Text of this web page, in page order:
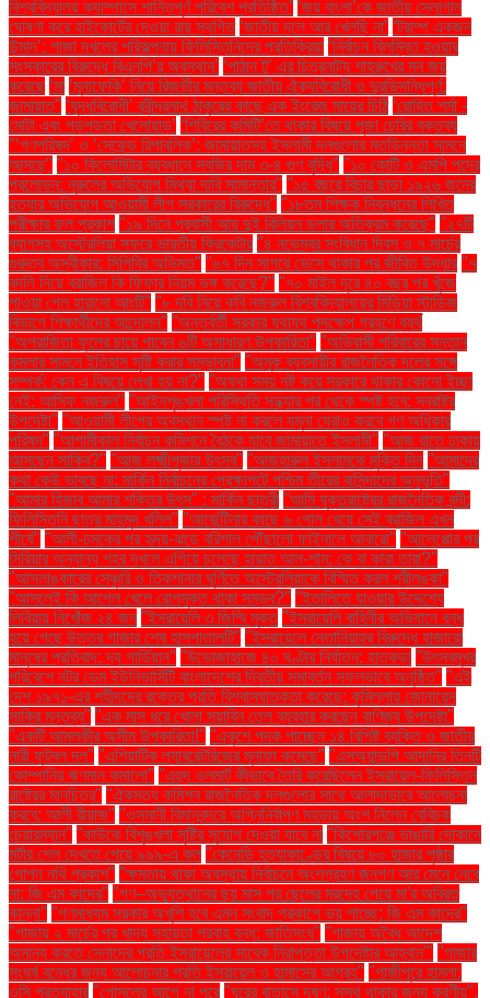
বিশ্ববিদ্যালয় ক্যাম্পাসে শান্তিপূর্ণ পরিবেশ প্রতিষ্ঠিত’ ‘জয় বাংলা’কে জাতীয় স্লোগান
ঘোষণা করে হাইকোর্টের দেওয়া রায় স্থগিত ‘জাতীয় দলে আর খেলছি না’ ‘ট্রাম্প একজন
উন্মাদ’: গাজা দখলের পরিকল্পনায় ফিলিস্তিনিদের প্রতিক্রিয়া ‘নির্বাচন বিলম্বিত হওয়ার
সংস্কারের বিরুদ্ধে বিএনপি’র অবস্থান’ ‘পাঠান টু’ এর চিত্রনাট্য শাহরুখের মন জয়
করেছে ‘মা ‘মুনাফেকি’ নিয়ে রিজভীর মন্তব্য জাতীয় ঐক্যবিরোধী ও দুরভিসন্ধিপূর্ণ:
জামায়াত" ‘যুদ্ধবিরোধী’ রবীন্দ্রনাথ ঠাকুরের কাছে এক ইংরেজ মায়ের চিঠি ‘রোহিত শর্মা -
মোটা এবং গড়পড়তা খেলোয়াড়’ ‘শিবিরের কমিটি’তে থাকার বিষয়ে পূজা চেরির বক্তব্য
"‘গণপরিষদ’ ও ‘সেকেন্ড রিপাবলিক’: জামায়াতসহ ইসলামী দলগুলোর মতভিন্নতা সামনে
আসছে" "১০ কিলোমিটার ব্যবধানে সবজির দাম ৩-৪ গুণ বৃদ্ধি" "১০ কোটি ও এমপি পদের
প্রলোভন: নুরুলের অভিযোগ মিথ্যা দাবি সামান্তার" "১৫ বছরে বিচার ছাড়া ১৯২৬ জনের
হত্যার অভিযোগ আওয়ামী লীগ সরকারের বিরুদ্ধে" "১৮তম শিক্ষক নিবন্ধনের লিখিত
পরীক্ষার ফল প্রকাশ "১৯ দিনে প্রবাসী আয় দুই বিলিয়ন ডলার অতিক্রম করেছে" "২৭টি
ব্যাগসহ অস্ট্রেলিয়া সফরে ভারতীয় ক্রিকেটার "৪ নভেম্বর সংবিধান দিবস ও ৭ মার্চের
গুরুত্ব অস্বীকার: সিপিবির অভিমত" "৬৭ দিন সাগরে ভেসে থাকার পর জীবিত উদ্ধার "৭
বদলি নিয়ে ব্রাজিল কি ফিফার নিয়ম ভঙ্গ করেছে?" "৭০ মাইল দূরে ৪০ বছর পর খুঁজে
পাওয়া গেল হারানো আংটি" "৮ দবি নিয়ে কবি নজরুল বিশ্ববিদ্যালয়ের মিডিয়া স্টাডিজ
বিভাগে শিক্ষার্থীদের আন্দোলন" "অন্তর্বর্তী সরকার যথাযথ পদক্ষেপ গ্রহণে ব্যর্থ
"অপরাজিতা ফুলের চায়ে পাবেন ৬টি অসাধারণ উপকারিতা" "অভিবাসী পরিবারের সন্তান
কমলার সামনে ইতিহাস সৃষ্টি করার সম্ভাবনা" "অমুক ব্যবসায়ীর রাজনৈতিক দলের সঙ্গে
সম্পর্ক: কেন এ বিষয়ে লেখা হয় না?" "অযথা সময় নষ্ট করে সরকারে থাকার কোনো ইচ্ছা
নেই: আসিফ নজরুল" "আইনশৃঙ্খলা পরিস্থিতি সন্ধ্যার পর থেকে স্পষ্ট হবে: স্বরাষ্ট্র
উপদেষ্টা" "আওয়ামী লীগের অবস্থান স্পষ্ট না করলে যমুনা ঘেরাও করবে গণ অধিকার
পরিষদ" "আগামীকাল নির্বাচন কমিশনে বৈঠকে যাবে জামায়াতে ইসলামী" "আজ রাতে ঢাকায়
আসছেন সাকিব?" "আজ লক্ষ্মীপূজার উৎসব" "আজহারুল ইসলামকে মুক্তি দিন "আমাদের
কথা কেউ ভাবছে না: মার্কিন নির্বাচনের প্রেক্ষাপটে পশ্চিম তীরের বাসিন্দাদের অনুভূতি"
"আমার হিজাব আমার শক্তির উৎস" : মার্কিন ছাত্রী "আমি যুক্তরাষ্ট্রের রাজনৈতিক বন্দী:
ফিলিস্তিনি ছাত্র মাহমুদ খলিল" "আর্জেন্টিনার কাছে ৬ গোল খেয়ে সেই ব্রাজিল এখন
শীর্ষে" "আলী-চমকের পর হৃদয়-ঝড়ে বরিশাল পৌঁছালো ফাইনালে আবারো" "আলেপ্পোর পর
সিরিয়ার অন্যান্য শহর দখলে এগিয়ে চলেছে হায়াত আল-শাম: কে বা কারা তারা?"
"আসলাঙ্কারের সেঞ্চুরি ও তিকশানার ঘূর্ণিতে অস্ট্রেলিয়াকে বিস্মিত করল শ্রীলঙ্কা"
"আসলেই কি আপেল খেলে রোগমুক্ত থাকা সম্ভব?" "ইতালিতে যাওয়ার উদ্দেশ্যে
লিবিয়ায় নিখোঁজ ২৪ জন "ইসরায়েলি ৩ জিম্মি মুক্ত "ইসরায়েলি বাহিনীর অভিযানে বন্ধ
হয়ে গেছে উত্তর গাজার শেষ হাসপাতালটি" "ইসরায়েলে নেতানিয়াহুর বিরুদ্ধে হাজারো
মানুষের প্রতিবাদ: দ্য গার্ডিয়ান" "উড়োজাহাজে ৪০ ঘণ্টার নির্যাতন: হাতকড়া "উৎসবমুখর
পরিবেশে নটর ডেম ইউনিভার্সিটি বাংলাদেশের দ্বিতীয় সমাবর্তন সফলভাবে অনুষ্ঠিত" "এই
দেশ ১৯৭১-এর শহীদদের রক্তের প্রতি বিশ্বাসঘাতকতা করেছে: কুমিল্লায় জোনায়েদ
সাকির মন্তব্য" "এক মাস ধরে খোলা সয়াবিন তেল ব্যবহার করছেন বাণিজ্য উপদেষ্টা"
"একটি আমলকীর অসীম উপকারিতা!" "একুশে পদক পাচ্ছেন ১৪ বিশিষ্ট ব্যক্তি ও জাতীয়
নারী ফুটবল দল" "এশিয়াটিক ল্যাবরেটরিজের মুনাফা কমেছে" "এসঅ্যান্ডপি আদানির তিনটি
কোম্পানির ঋণমান কমালো" "এহুদ ওলমার্ট কীভাবে তৈরি করেছিলেন ইসরায়েল-ফিলিস্তিন
রাষ্ট্রের মানচিত্র" "ঐকমত্য কমিশন রাজনৈতিক দলগুলোর সাথে আলাদাভাবে আলোচনা
করবে: আলী রীয়াজ" "ওসমানী বিমানবন্দরে অগ্নিনির্বাপণ মহড়ায় অংশ নিলেন বেবিচক
চেয়ারম্যান" "কাউকে বিশৃঙ্খলা সৃষ্টির সুযোগ দেওয়া যাবে না "কিশোরগঞ্জে ভাঙারি দোকানে
মর্টার শেল দেখতে পেয়ে ৯৯৯-এ কল "কেনেডি হত্যাকাণ্ডের বিষয়ে ৮০ হাজার পৃষ্ঠার
গোপন নথি প্রকাশ" "ক্ষমতায় থাকা অবস্থায় নির্বাচনে অংশগ্রহণ জনগণ আর মেনে নেবে
না: জি এম কাদের" "গণ–অভ্যুত্থানের ছয় মাস পর ছেলের মরদেহ পেয়ে মা'র অবিরত
কান্না" "গণমাধ্যম সরকার অখুশি হবে এমন সংবাদ প্রকাশে ভয় পাচ্ছে: জি এম কাদের"
"গাজায় ২ মার্চের পর খাদ্য সহায়তা প্রবাহ বন্ধ: জাতিসংঘ" "গাজায় অবৈধ আদেশ
অমান্য করতে সেনাদের প্রতি ইসরায়েলের সাবেক নিরাপত্তা উপদেষ্টার আহ্বান"' "গাজার
সংঘর্ষ বন্ধের জন্য আলোচনার প্রতি ইসরায়েল ও হামাসের আগ্রহ" "গাজীপুরে হামলা:
ওসি প্রত্যাহার "গোসলের আগে না পরে "ঘরের বাতাসে দূষণ: সুস্থ থাকার জন্য করণীয়".